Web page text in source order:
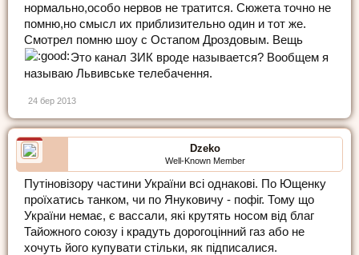
нормально,особо нервов не тратится. Сюжета точно не
помню,но смысл их приблизительно один и тот же.
Смотрел помню шоу с Остапом Дроздовым. Вещь
Это канал ЗИК вроде называется? Вообщем я
называю Львивське телебачення.
24 бер 2013
Dzeko
Well-Known Member
Путіновізору частини України всі однакові. По Ющенку
проїхатись танком, чи по Януковичу - пофіг. Тому що
України немає, є вассали, які крутять носом від благ
Тайожного союзу і крадуть дорогоцінний газ або не
хочуть його купувати стільки, як підписалися.